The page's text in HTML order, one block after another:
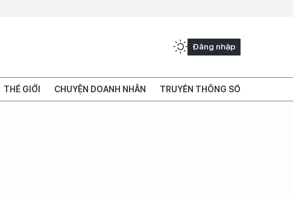
Đăng nhập
THẾ GIỚI CHUYỆN DOANH NHÂN TRUYỀN THÔNG SỐ